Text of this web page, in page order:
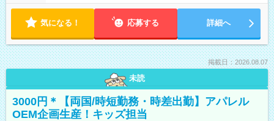
気になる！ 応募する 詳細へ
掲載日：2026.08.07
未読
3000円＊【両国/時短勤務・時差出勤】アパレル
OEM企画生産！キッズ担当